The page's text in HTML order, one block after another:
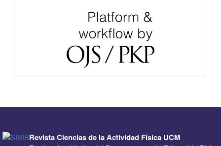
Revista Ciencias de la Actividad Física UCM